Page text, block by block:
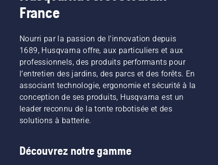
France
Nourri par la passion de l'innovation depuis
1689, Husqvarna offre, aux particuliers et aux
professionnels, des produits performants pour
l’entretien des jardins, des parcs et des forêts. En
associant technologie, ergonomie et sécurité à la
conception de ses produits, Husqvarna est un
leader reconnu de la tonte robotisée et des
solutions à batterie.
Découvrez notre gamme